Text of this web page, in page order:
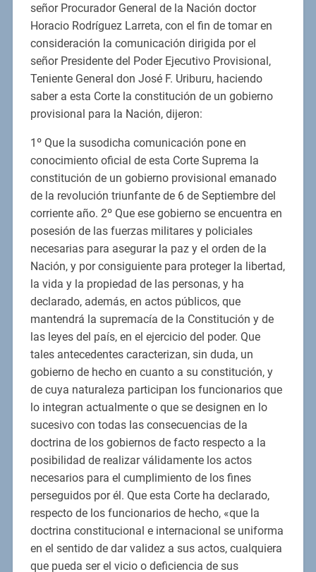
señor Procurador General de la Nación doctor
Horacio Rodríguez Larreta, con el fin de tomar en
consideración la comunicación dirigida por el
señor Presidente del Poder Ejecutivo Provisional,
Teniente General don José F. Uriburu, haciendo
saber a esta Corte la constitución de un gobierno
provisional para la Nación, dijeron:
1º Que la susodicha comunicación pone en
conocimiento oficial de esta Corte Suprema la
constitución de un gobierno provisional emanado
de la revolución triunfante de 6 de Septiembre del
corriente año. 2º Que ese gobierno se encuentra en
posesión de las fuerzas militares y policiales
necesarias para asegurar la paz y el orden de la
Nación, y por consiguiente para proteger la libertad,
la vida y la propiedad de las personas, y ha
declarado, además, en actos públicos, que
mantendrá la supremacía de la Constitución y de
las leyes del país, en el ejercicio del poder. Que
tales antecedentes caracterizan, sin duda, un
gobierno de hecho en cuanto a su constitución, y
de cuya naturaleza participan los funcionarios que
lo integran actualmente o que se designen en lo
sucesivo con todas las consecuencias de la
doctrina de los gobiernos de facto respecto a la
posibilidad de realizar válidamente los actos
necesarios para el cumplimiento de los fines
perseguidos por él. Que esta Corte ha declarado,
respecto de los funcionarios de hecho, «que la
doctrina constitucional e internacional se uniforma
en el sentido de dar validez a sus actos, cualquiera
que pueda ser el vicio o deficiencia de sus